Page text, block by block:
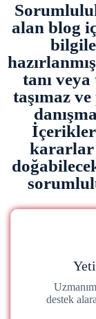
alan blog
tanı
taşımaz
kararlar
destek